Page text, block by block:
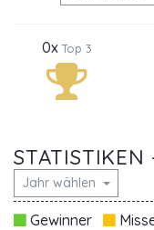
0xTop 3
STATISTIKEN
Jahr wählen
Gewinner